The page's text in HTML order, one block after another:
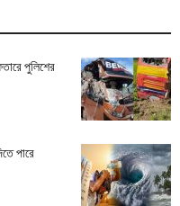
পুলিশের
পারে